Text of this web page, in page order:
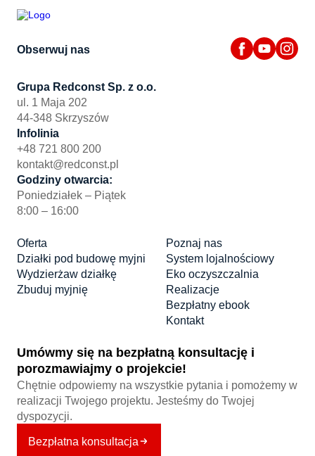
Obserwuj nas
Grupa Redconst Sp. z o.o.
ul. 1 Maja 202
44-348 Skrzyszów
Infolinia
+48 721 800 200
kontakt@redconst.pl
Godziny otwarcia:
Poniedziałek – Piątek
8:00 – 16:00
Oferta
Działki pod budowę myjni
Wydzierżaw działkę
Zbuduj myjnię
Poznaj nas
System lojalnościowy
Eko oczyszczalnia
Realizacje
Bezpłatny ebook
Kontakt
Umówmy się na bezpłatną konsultację i
porozmawiajmy o projekcie!
Chętnie odpowiemy na wszystkie pytania i pomożemy w
realizacji Twojego projektu. Jesteśmy do Twojej
dyspozycji.
Bezpłatna konsultacja